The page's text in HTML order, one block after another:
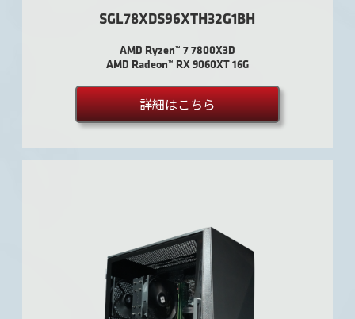
SGL78XDS96XTH32G1BH
AMD Ryzen™ 7 7800X3D
AMD Radeon™ RX 9060XT 16G
詳細はこちら